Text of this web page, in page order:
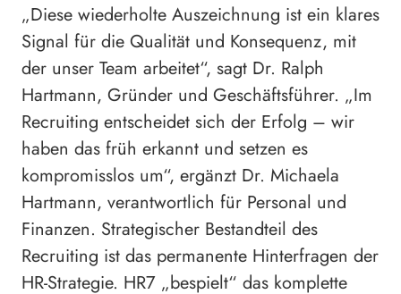
„Diese wiederholte Auszeichnung ist ein klares
Signal für die Qualität und Konsequenz, mit
der unser Team arbeitet“, sagt Dr. Ralph
Hartmann, Gründer und Geschäftsführer. „Im
Recruiting entscheidet sich der Erfolg – wir
haben das früh erkannt und setzen es
kompromisslos um“, ergänzt Dr. Michaela
Hartmann, verantwortlich für Personal und
Finanzen. Strategischer Bestandteil des
Recruiting ist das permanente Hinterfragen der
HR-Strategie. HR7 „bespielt“ das komplette